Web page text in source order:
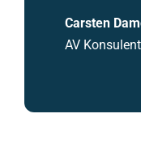
Carsten
AV Konsulent